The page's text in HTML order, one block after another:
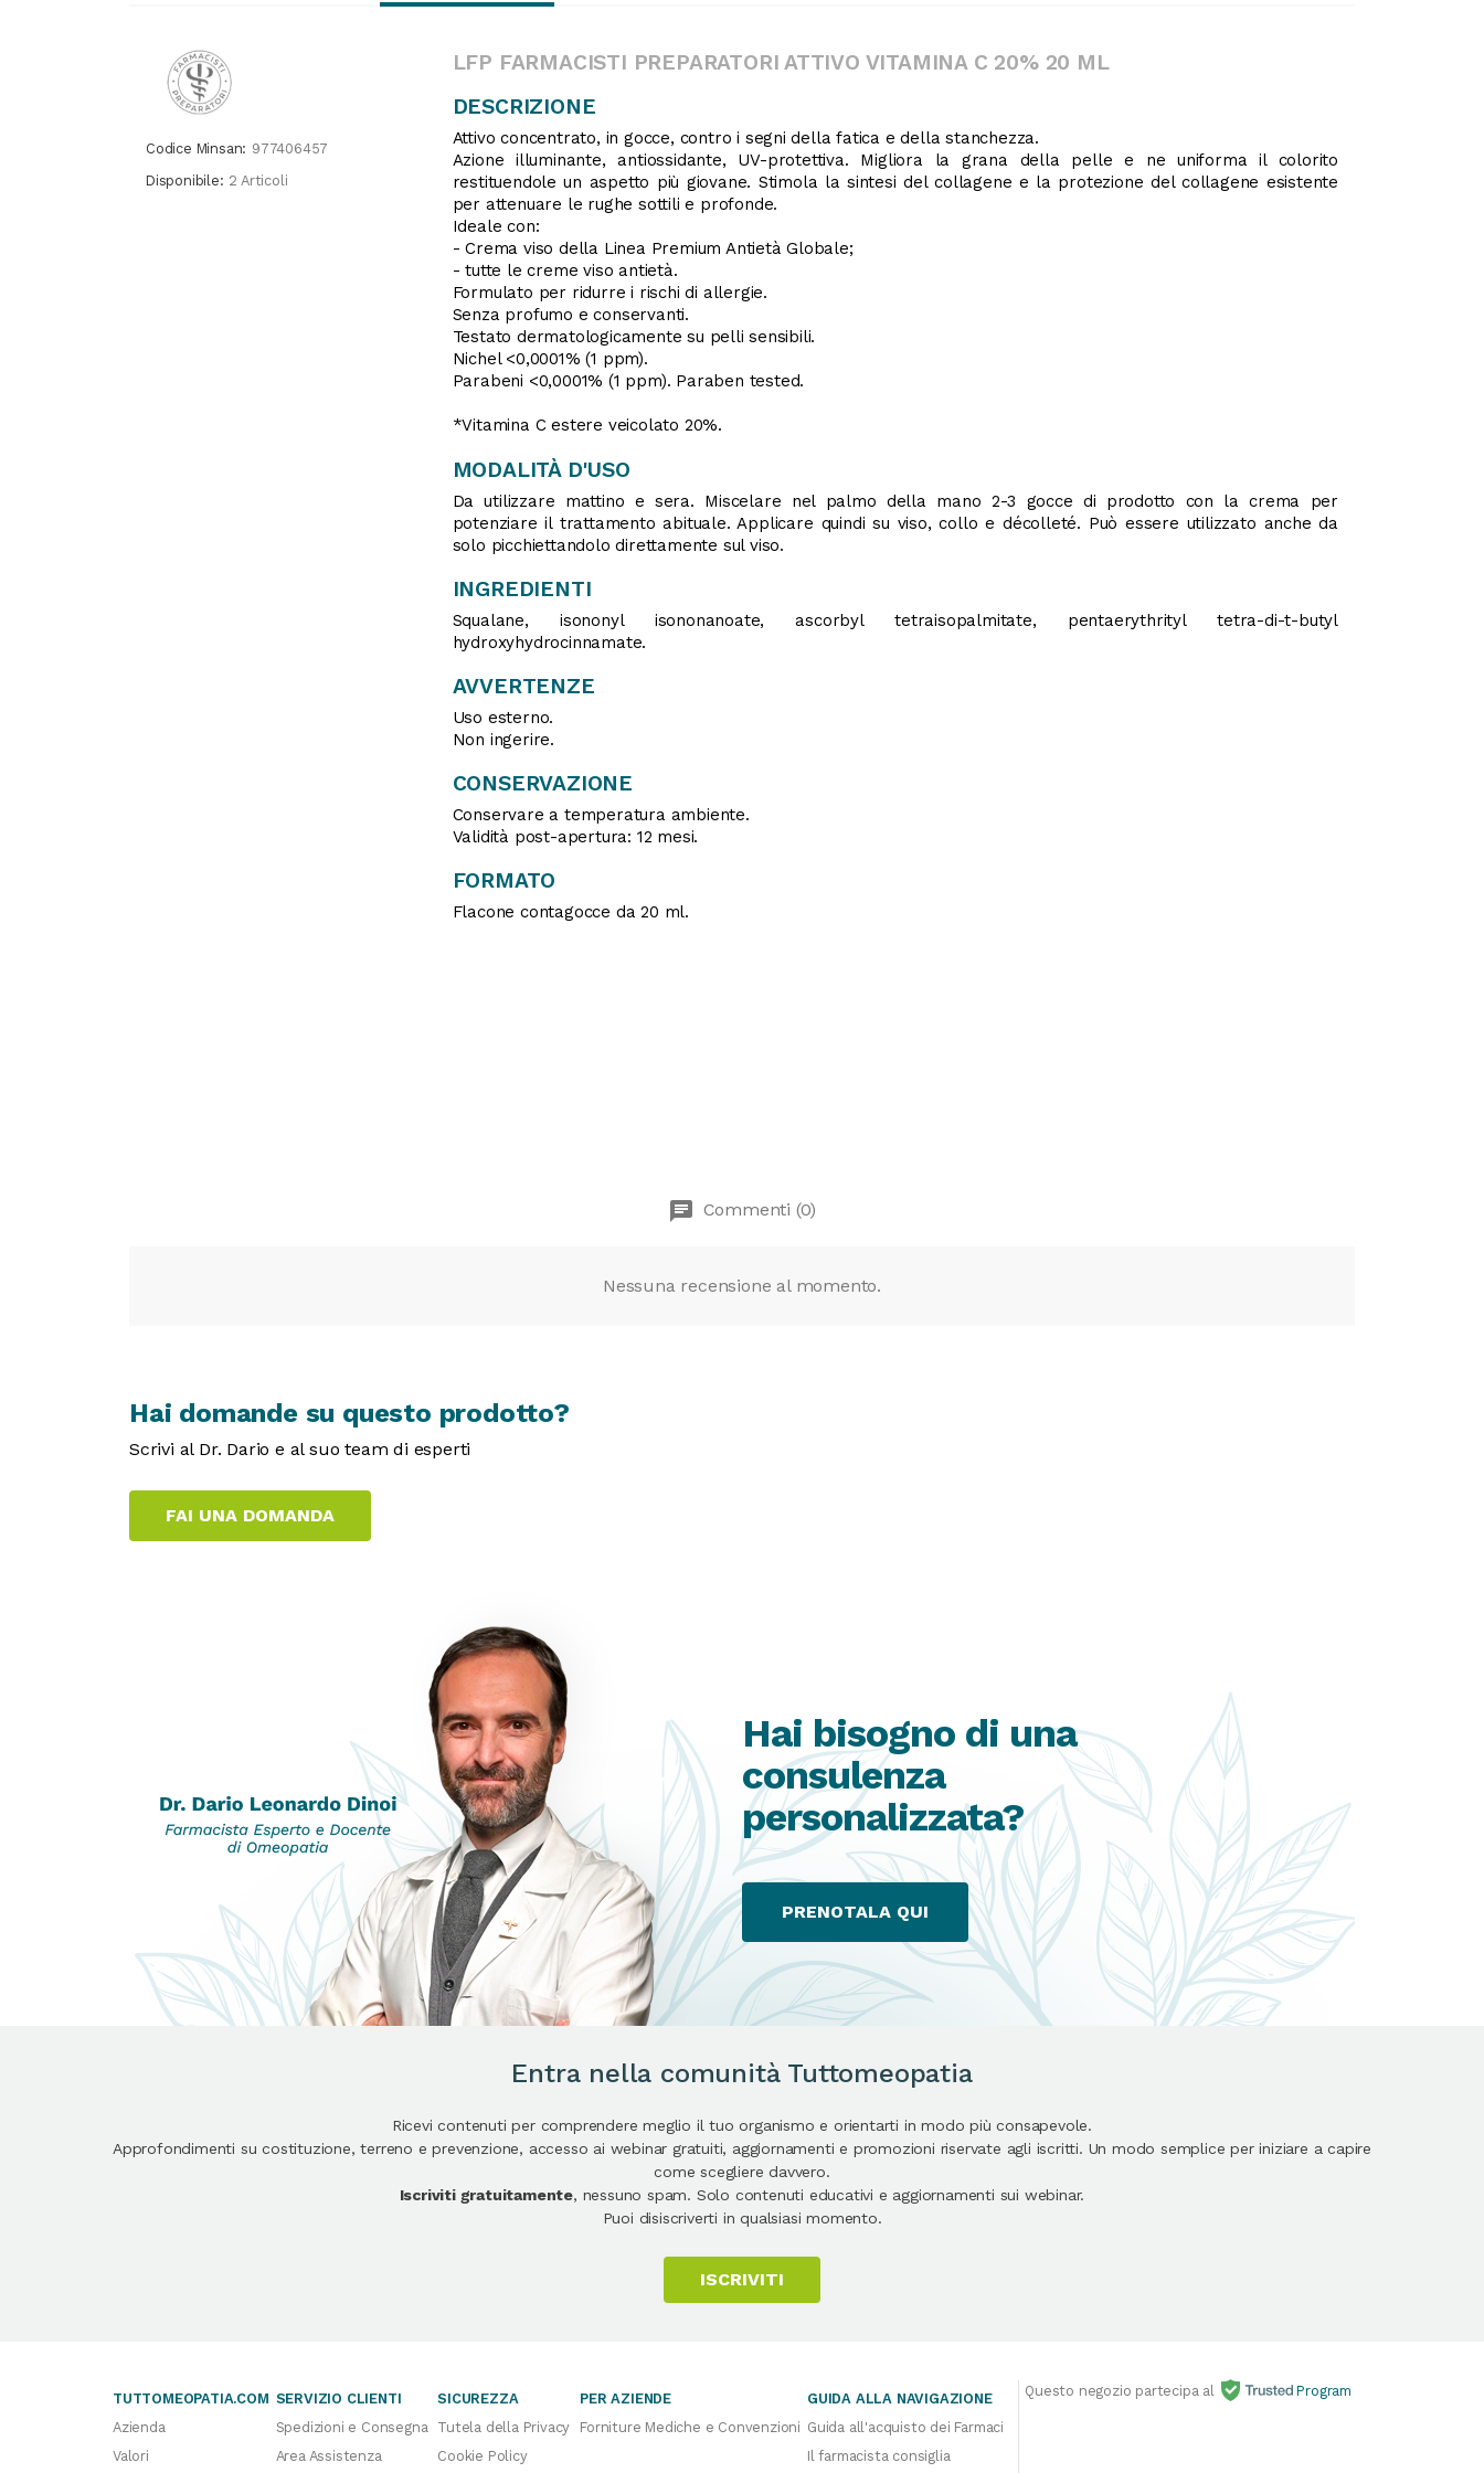
Codice Minsan: 977406457
Disponibile: 2 Articoli
LFP FARMACISTI PREPARATORI ATTIVO VITAMINA C 20% 20 ML
DESCRIZIONE
Attivo concentrato, in gocce, contro i segni della fatica e della stanchezza.
Azione illuminante, antiossidante, UV-protettiva. Migliora la grana della pelle e ne uniforma il colorito
restituendole un aspetto più giovane. Stimola la sintesi del collagene e la protezione del collagene esistente
per attenuare le rughe sottili e profonde.
Ideale con:
- Crema viso della Linea Premium Antietà Globale;
- tutte le creme viso antietà.
Formulato per ridurre i rischi di allergie.
Senza profumo e conservanti.
Testato dermatologicamente su pelli sensibili.
Nichel <0,0001% (1 ppm).
Parabeni <0,0001% (1 ppm). Paraben tested.
*Vitamina C estere veicolato 20%.
MODALITÀ D'USO
Da utilizzare mattino e sera. Miscelare nel palmo della mano 2-3 gocce di prodotto con la crema per
potenziare il trattamento abituale. Applicare quindi su viso, collo e décolleté. Può essere utilizzato anche da
solo picchiettandolo direttamente sul viso.
INGREDIENTI
Squalane, isononyl isononanoate, ascorbyl tetraisopalmitate, pentaerythrityl tetra-di-t-butyl
hydroxyhydrocinnamate.
AVVERTENZE
Uso esterno.
Non ingerire.
CONSERVAZIONE
Conservare a temperatura ambiente.
Validità post-apertura: 12 mesi.
FORMATO
Flacone contagocce da 20 ml.
chat Commenti (0)
Nessuna recensione al momento.
Hai domande su questo prodotto?
Scrivi al Dr. Dario e al suo team di esperti
Hai bisogno di una
consulenza
personalizzata?
PRENOTALA QUI
Entra nella comunità Tuttomeopatia
Ricevi contenuti per comprendere meglio il tuo organismo e orientarti in modo più consapevole.
Approfondimenti su costituzione, terreno e prevenzione, accesso ai webinar gratuiti, aggiornamenti e promozioni riservate agli iscritti. Un modo semplice per iniziare a capire
come scegliere davvero.
Iscriviti gratuitamente, nessuno spam. Solo contenuti educativi e aggiornamenti sui webinar.
Puoi disiscriverti in qualsiasi momento.
ISCRIVITI
TUTTOMEOPATIA.COM
Azienda
Valori
SERVIZIO CLIENTI
Spedizioni e Consegna
Area Assistenza
SICUREZZA
Tutela della Privacy
Cookie Policy
PER AZIENDE
Forniture Mediche e Convenzioni
GUIDA ALLA NAVIGAZIONE
Guida all'acquisto dei Farmaci
Il farmacista consiglia
Questo negozio partecipa al Program